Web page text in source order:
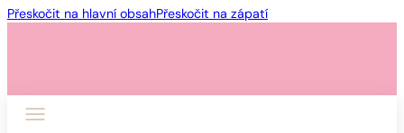
Přeskočit na hlavní obsahPřeskočit na zápatí